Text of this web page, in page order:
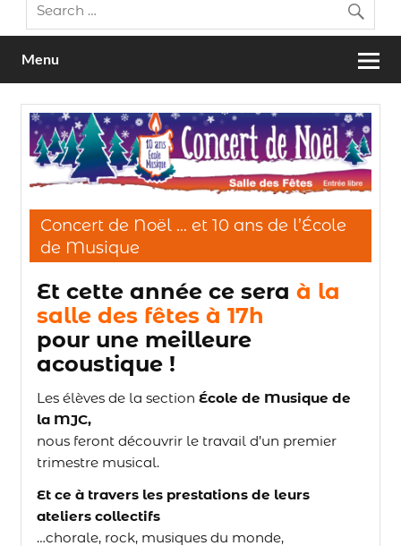
Menu
Concert de Noël … et 10 ans de l’École
de Musique
Et cette année ce sera à la
salle des fêtes à 17h
pour une meilleure
acoustique !
Les élèves de la section École de Musique de
la MJC,
nous feront découvrir le travail d’un premier
trimestre musical.
Et ce à travers les prestations de leurs
ateliers collectifs
…chorale, rock, musiques du monde,